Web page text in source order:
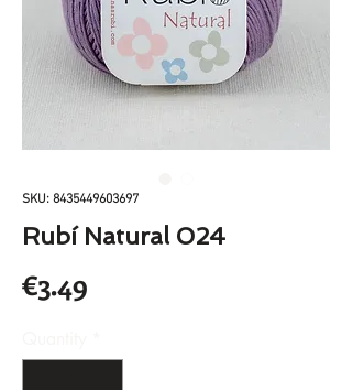
SKU: 8435449603697
Rubí Natural 024
€3.49Price